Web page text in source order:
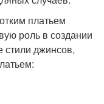
платьем
роль в создании
стили джинсов,